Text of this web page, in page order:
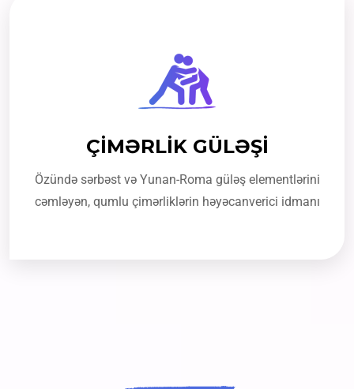
ÇİMƏRLİK GÜLƏŞİ
Özündə sərbəst və Yunan-Roma güləş elementlərini
cəmləyən, qumlu çimərliklərin həyəcanverici idmanı